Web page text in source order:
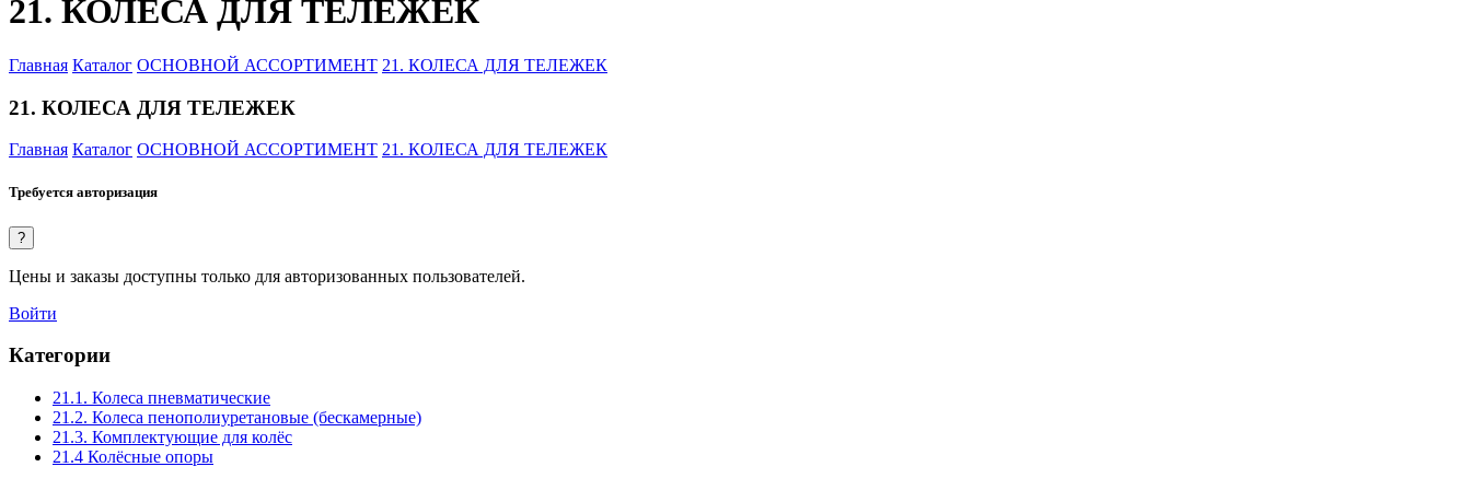
21. КОЛЕСА ДЛЯ ТЕЛЕЖЕК
Главная Каталог ОСНОВНОЙ АССОРТИМЕНТ 21. КОЛЕСА ДЛЯ ТЕЛЕЖЕК
21. КОЛЕСА ДЛЯ ТЕЛЕЖЕК
Главная Каталог ОСНОВНОЙ АССОРТИМЕНТ 21. КОЛЕСА ДЛЯ ТЕЛЕЖЕК
Требуется авторизация
?
Цены и заказы доступны только для авторизованных пользователей.
Войти
Категории
21.1. Колеса пневматические
21.2. Колеса пенополиуретановые (бескамерные)
21.3. Комплектующие для колёс
21.4 Колёсные опоры